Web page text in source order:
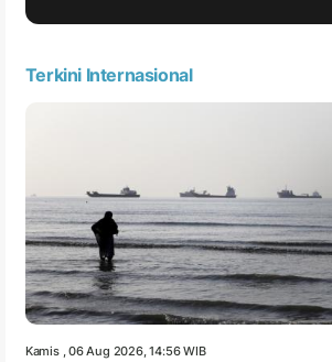
Terkini Internasional
Kamis , 06 Aug 2026, 14:56 WIB